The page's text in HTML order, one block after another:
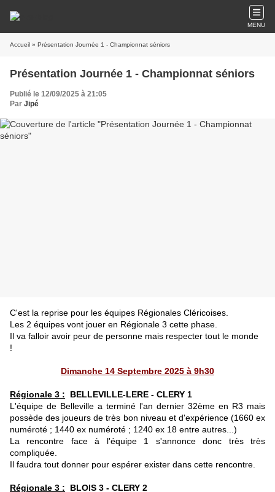
MENU
Accueil » Présentation Journée 1 - Championnat séniors
Présentation Journée 1 - Championnat séniors
Publié le 12/09/2025 à 21:05
Par Jipé
C'est la reprise pour les équipes Régionales Cléricoises.
Les 2 équipes vont jouer en Régionale 3 cette phase.
Il va falloir avoir peur de personne mais respecter tout le monde
!
Dimanche 14 Septembre 2025 à 9h30
Régionale 3 : BELLEVILLE-LERE - CLERY 1
L'équipe de Belleville a terminé l'an dernier 32ème en R3 mais
possède des joueurs de très bon niveau et d'expérience (1660 ex
numéroté ; 1440 ex numéroté ; 1240 ex 18 entre autres...)
La rencontre face à l'équipe 1 s'annonce donc très très
compliquée.
Il faudra tout donner pour espérer exister dans cette rencontre.
Régionale 3 : BLOIS 3 - CLERY 2